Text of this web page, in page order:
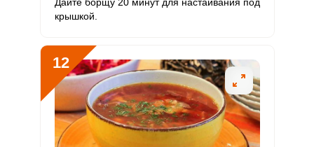
крышкой.
12